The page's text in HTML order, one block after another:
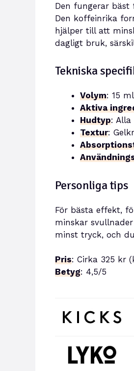
Den fungerar bäst
Den koffeinrika
hjälper till att
dagligt bruk,
Tekniska
Volym: 15 ml
Aktiva
Hudtyp:
Textur:
Personliga tips
För bästa effekt,
minskar
minst tryck, och
Pris: Cirka 325 kr
Betyg: 4,5/5